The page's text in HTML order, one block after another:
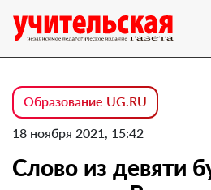
Образование UG.RU
18 ноября 2021, 15:42
Слово из девяти